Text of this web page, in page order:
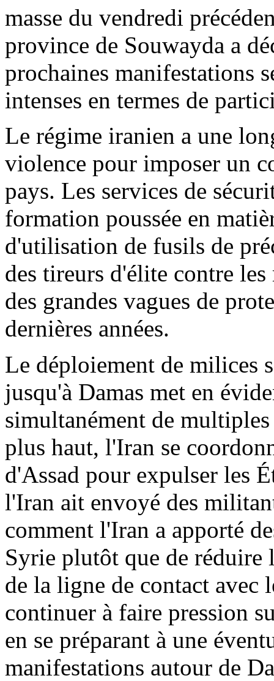
masse du vendredi
province de Souwayda a
prochaines manifestations
intenses en termes de
Le régime iranien a une
violence pour imposer un
pays. Les services de
formation poussée en
d'utilisation de fusils de
des tireurs d'élite contre
des grandes vagues de
dernières années.
Le déploiement de milices
jusqu'à Damas met en
simultanément de
plus haut, l'Iran se
d'Assad pour expulser les
l'Iran ait envoyé des
comment l'Iran a apporté
Syrie plutôt que de réduire
de la ligne de contact avec
continuer à faire pression
en se préparant à une
manifestations autour de